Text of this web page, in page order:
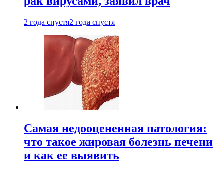
2 года спустя2 года спустя
Самая недооцененная патология:
что такое жировая болезнь печени
и как ее выявить